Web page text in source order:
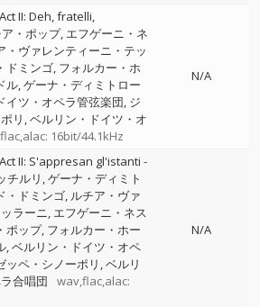
II: Deh, fratelli,
・ポップ エフゲーニ・ネ
・ヴァレンティーニ・テッ
ドミンゴ フォルカー・ホ
ル ゲーナ・ディミトロー
イツ・オペラ管弦楽団 ジ
リ ベルリン・ドイツ・オ
16bit/44.1kHz
N/A
II: S'appresan gl'istanti -
チルリ ゲーナ・ディミト
・ドミンゴ ルチア・ヴァ
ラーニ エフゲーニ・ネス
ポップ フォルカー・ホー
ベルリン・ドイツ・オペ
ッペ・シノーポリ ベルリ
合唱団
wav,flac,alac:
N/A